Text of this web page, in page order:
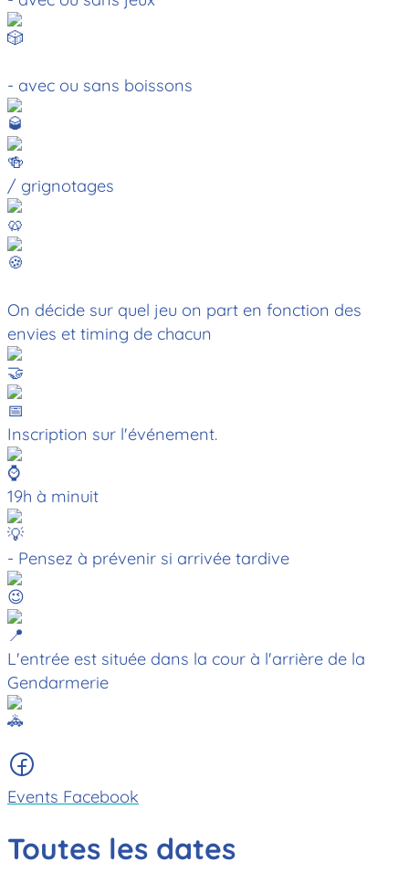
- avec ou sans boissons
/ grignotages
On décide sur quel jeu on part en fonction des
envies et timing de chacun
Inscription sur l'événement.
19h à minuit
- Pensez à prévenir si arrivée tardive
L'entrée est située dans la cour à l'arrière de la
Gendarmerie
Events Facebook
Toutes les dates